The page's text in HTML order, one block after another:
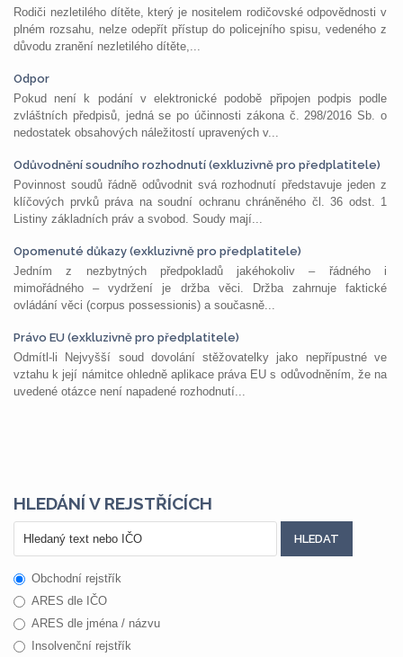
Rodiči nezletilého dítěte, který je nositelem rodičovské odpovědnosti v
plném rozsahu, nelze odepřít přístup do policejního spisu, vedeného z
důvodu zranění nezletilého dítěte,...
Odpor
Pokud není k podání v elektronické podobě připojen podpis podle
zvláštních předpisů, jedná se po účinnosti zákona č. 298/2016 Sb. o
nedostatek obsahových náležitostí upravených v...
Odůvodnění soudního rozhodnutí (exkluzivně pro předplatitele)
Povinnost soudů řádně odůvodnit svá rozhodnutí představuje jeden z
klíčových prvků práva na soudní ochranu chráněného čl. 36 odst. 1
Listiny základních práv a svobod. Soudy mají...
Opomenuté důkazy (exkluzivně pro předplatitele)
Jedním z nezbytných předpokladů jakéhokoliv – řádného i
mimořádného – vydržení je držba věci. Držba zahrnuje faktické
ovládání věci (corpus possessionis) a současně...
Právo EU (exkluzivně pro předplatitele)
Odmítl-li Nejvyšší soud dovolání stěžovatelky jako nepřípustné ve
vztahu k její námitce ohledně aplikace práva EU s odůvodněním, že na
uvedené otázce není napadené rozhodnutí...
HLEDÁNÍ V REJSTŘÍCÍCH
Obchodní rejstřík
ARES dle IČO
ARES dle jména / názvu
Insolvenční rejstřík